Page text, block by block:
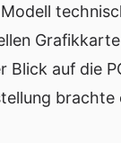
Blick auf die
brachte